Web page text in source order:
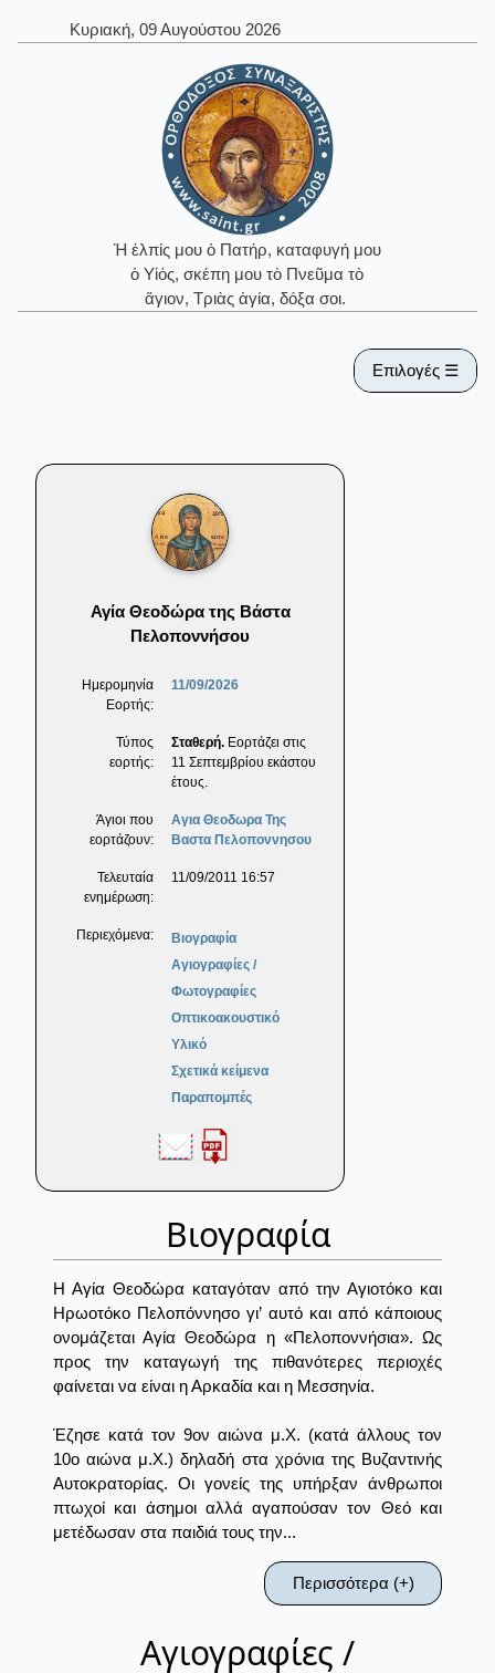
Κυριακή, 09 Αυγούστου 2026
Ἡ ἐλπίς μου ὁ Πατήρ, καταφυγή μου
ὁ Υἱός, σκέπη μου τὸ Πνεῦμα τὸ
ἅγιον, Τριὰς ἁγία, δόξα σοι.
Επιλογές ☰
Αγία Θεοδώρα της Βάστα
Πελοποννήσου
Ημερομηνία
Εορτής:
11/09/2026
Τύπος
εορτής:
Σταθερή. Εορτάζει στις
11 Σεπτεμβρίου εκάστου
έτους.
Άγιοι που
εορτάζουν:
Αγια Θεοδωρα Της
Βαστα Πελοποννησου
Τελευταία
ενημέρωση:
11/09/2011 16:57
Περιεχόμενα:
Βιογραφία
Αγιογραφίες /
Φωτογραφίες
Οπτικοακουστικό
Υλικό
Σχετικά κείμενα
Παραπομπές
Βιογραφία
Η Αγία Θεοδώρα καταγόταν από την Αγιοτόκο και
Ηρωοτόκο Πελοπόννησο γι’ αυτό και από κάποιους
ονομάζεται Αγία Θεοδώρα η «Πελοποννήσια». Ως
προς την καταγωγή της πιθανότερες περιοχές
φαίνεται να είναι η Αρκαδία και η Μεσσηνία.
Έζησε κατά τον 9ον αιώνα μ.Χ. (κατά άλλους τον
10ο αιώνα μ.Χ.) δηλαδή στα χρόνια της Βυζαντινής
Αυτοκρατορίας. Οι γονείς της υπήρξαν άνθρωποι
πτωχοί και άσημοι αλλά αγαπούσαν τον Θεό και
μετέδωσαν στα παιδιά τους την...
Περισσότερα (+)
Αγιογραφίες /